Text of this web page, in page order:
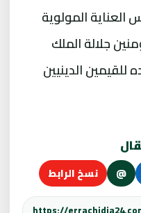
المولوية
جلالة الملك
الدينيين
@ نسخ الرابط